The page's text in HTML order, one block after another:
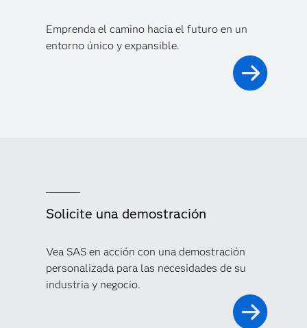
Emprenda el camino hacia el futuro en un
entorno único y expansible.
Solicite una demostración
Vea SAS en acción con una demostración
personalizada para las necesidades de su
industria y negocio.